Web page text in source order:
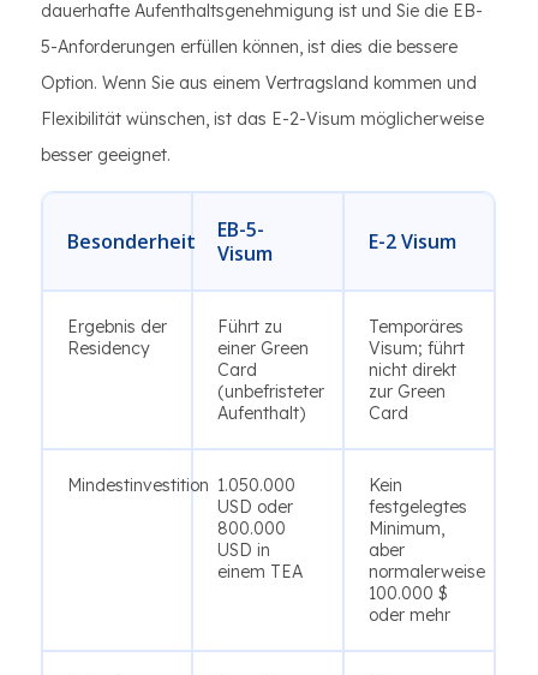
dauerhafte Aufenthaltsgenehmigung ist und Sie die EB-
5-Anforderungen erfüllen können, ist dies die bessere
Option. Wenn Sie aus einem Vertragsland kommen und
Flexibilität wünschen, ist das E-2-Visum möglicherweise
besser geeignet.
Besonderheit
EB-5-
Visum
E-2 Visum
Ergebnis der
Residency
Führt zu
einer Green
Card
(unbefristeter
Aufenthalt)
Temporäres
Visum; führt
nicht direkt
zur Green
Card
Mindestinvestition 1.050.000
USD oder
800.000
USD in
einem TEA
Kein
festgelegtes
Minimum,
aber
normalerweise
100.000 $
oder mehr